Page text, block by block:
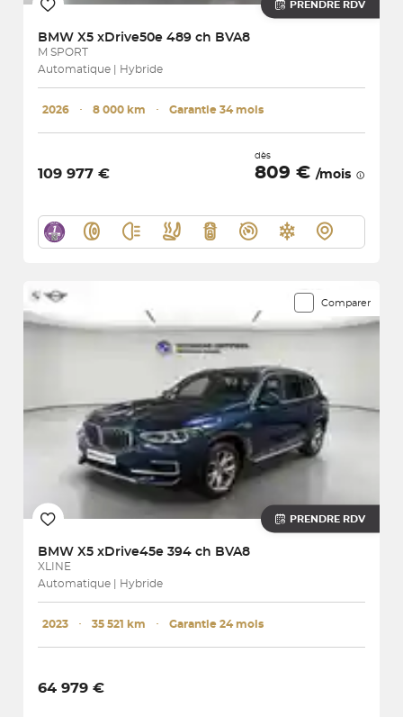
PRENDRE RDV
BMW X5 xDrive50e 489 ch BVA8
M SPORT
Automatique | Hybride
2026 ･ 8 000 km ･ Garantie 34 mois
109 977 €
dès
809 € /mois
Comparer
PRENDRE RDV
BMW X5 xDrive45e 394 ch BVA8
XLINE
Automatique | Hybride
2023 ･ 35 521 km ･ Garantie 24 mois
64 979 €